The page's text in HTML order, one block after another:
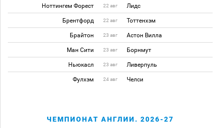
Ноттингем Форест 22 авг Лидс
Брентфорд 22 авг Тоттенхэм
Брайтон 23 авг Астон Вилла
Ман Сити 23 авг Борнмут
Ньюкасл 23 авг Ливерпуль
Фулхэм 24 авг Челси
ЧЕМПИОНАТ АНГЛИИ. 2026-27